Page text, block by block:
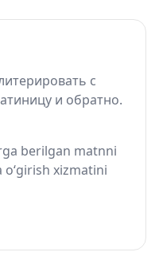
с
и обратно.
berilgan matnni
xizmatini